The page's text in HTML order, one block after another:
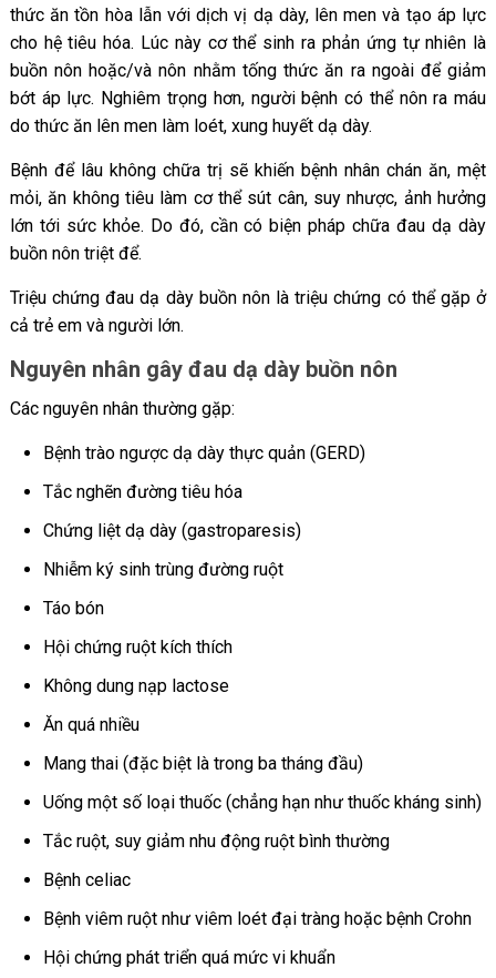
thức ăn tồn hòa lẫn với dịch vị dạ dày, lên men và tạo áp lực
cho hệ tiêu hóa. Lúc này cơ thể sinh ra phản ứng tự nhiên là
buồn nôn hoặc/và nôn nhằm tống thức ăn ra ngoài để giảm
bớt áp lực. Nghiêm trọng hơn, người bệnh có thể nôn ra máu
do thức ăn lên men làm loét, xung huyết dạ dày.
Bệnh để lâu không chữa trị sẽ khiến bệnh nhân chán ăn, mệt
mỏi, ăn không tiêu làm cơ thể sút cân, suy nhược, ảnh hưởng
lớn tới sức khỏe. Do đó, cần có biện pháp chữa đau dạ dày
buồn nôn triệt để.
Triệu chứng đau dạ dày buồn nôn là triệu chứng có thể gặp ở
cả trẻ em và người lớn.
Nguyên nhân gây đau dạ dày buồn nôn
Các nguyên nhân thường gặp:
Bệnh trào ngược dạ dày thực quản (GERD)
Tắc nghẽn đường tiêu hóa
Chứng liệt dạ dày (gastroparesis)
Nhiễm ký sinh trùng đường ruột
Táo bón
Hội chứng ruột kích thích
Không dung nạp lactose
Ăn quá nhiều
Mang thai (đặc biệt là trong ba tháng đầu)
Uống một số loại thuốc (chẳng hạn như thuốc kháng sinh)
Tắc ruột, suy giảm nhu động ruột bình thường
Bệnh celiac
Bệnh viêm ruột như viêm loét đại tràng hoặc bệnh Crohn
Hội chứng phát triển quá mức vi khuẩn